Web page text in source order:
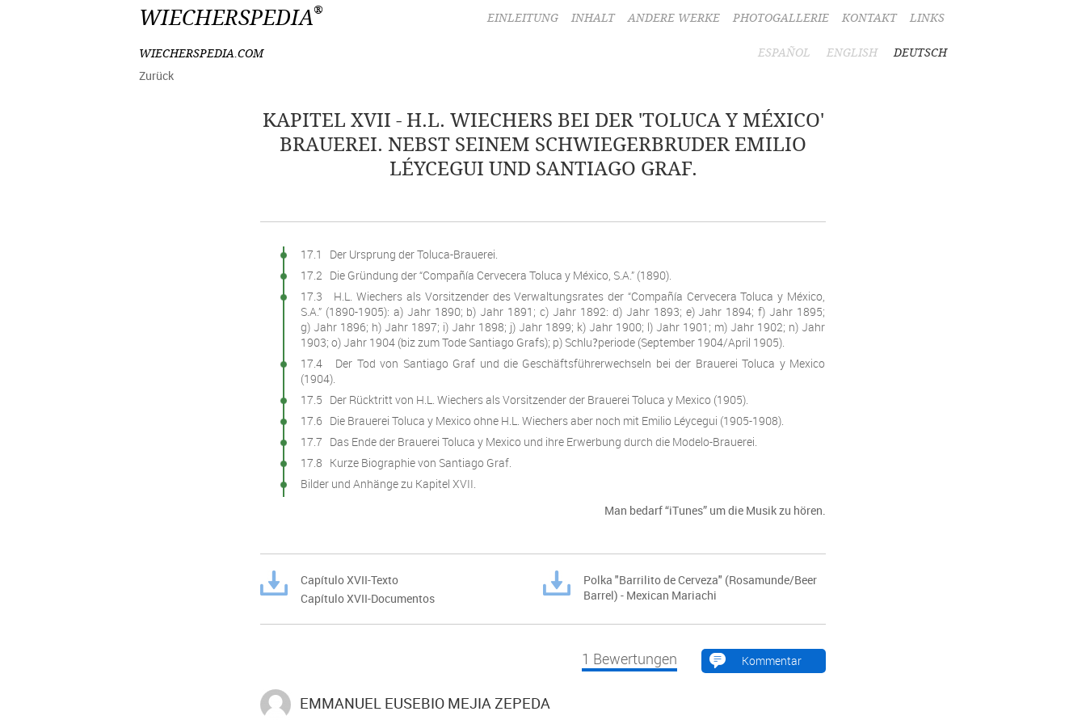
WIECHERSPEDIA®
WIECHERSPEDIA.COM
LINKS
KONTAKT
PHOTOGALLERIE
ANDERE WERKE
INHALT
EINLEITUNG
DEUTSCH
ENGLISH
ESPAÑOL
Zurück
KAPITEL XVII - H.L. WIECHERS BEI DER 'TOLUCA Y MÉXICO'
BRAUEREI. NEBST SEINEM SCHWIEGERBRUDER EMILIO
LÉYCEGUI UND SANTIAGO GRAF.
17.1 Der Ursprung der Toluca-Brauerei.
17.2 Die Gründung der “Compañía Cervecera Toluca y México, S.A.” (1890).
17.3 H.L. Wiechers als Vorsitzender des Verwaltungsrates der “Compañía Cervecera Toluca y México,
S.A.” (1890-1905): a) Jahr 1890; b) Jahr 1891; c) Jahr 1892: d) Jahr 1893; e) Jahr 1894; f) Jahr 1895;
g) Jahr 1896; h) Jahr 1897; i) Jahr 1898; j) Jahr 1899; k) Jahr 1900; l) Jahr 1901; m) Jahr 1902; n) Jahr
1903; o) Jahr 1904 (biz zum Tode Santiago Grafs); p) Schlu?periode (September 1904/April 1905).
17.4 Der Tod von Santiago Graf und die Geschäftsführerwechseln bei der Brauerei Toluca y Mexico
(1904).
17.5 Der Rücktritt von H.L. Wiechers als Vorsitzender der Brauerei Toluca y Mexico (1905).
17.6 Die Brauerei Toluca y Mexico ohne H.L. Wiechers aber noch mit Emilio Léycegui (1905-1908).
17.7 Das Ende der Brauerei Toluca y Mexico und ihre Erwerbung durch die Modelo-Brauerei.
17.8 Kurze Biographie von Santiago Graf.
Bilder und Anhänge zu Kapitel XVII.
Man bedarf “iTunes” um die Musik zu hören.
Capítulo XVII-Texto
Capítulo XVII-Documentos
Polka "Barrilito de Cerveza" (Rosamunde/Beer
Barrel) - Mexican Mariachi
Kommentar
1 Bewertungen
EMMANUEL EUSEBIO MEJIA ZEPEDA